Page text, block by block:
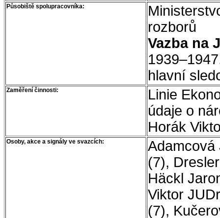
Působiště spolupracovníka:
rozborů
Vazba na
hlavní
Zaměření činnosti:
Linie
údaje o
Horák
Osoby, akce a signály ve svazcích:
Adamcová
(7),
Häckl
Viktor
(7),